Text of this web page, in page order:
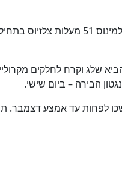
צפוי להגיע עד למינוס 51
שלג וקרח לחלקים
הבירה – ביום שישי.
לפחות עד אמצע